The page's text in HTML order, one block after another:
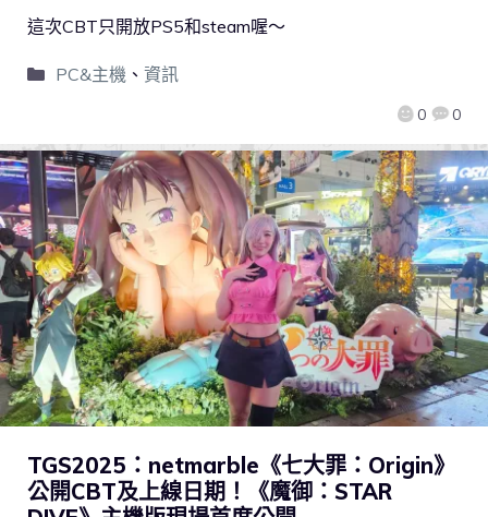
0 0
這次CBT只開放PS5和steam喔～
PC&主機、 資訊
TGS2025：netmarble《七大罪：Origin》
公開CBT及上線日期！《魔御：STAR